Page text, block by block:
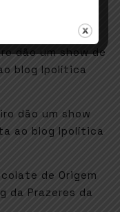
dão um show de
blog Ipolítica
dão um show
ao blog Ipolítica
de Origem
da Prazeres da